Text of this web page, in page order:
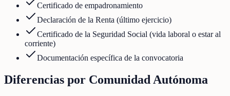
Certificado de empadronamiento
Declaración de la Renta (último ejercicio)
Certificado de la Seguridad Social (vida laboral o estar al
corriente)
Documentación específica de la convocatoria
Diferencias por Comunidad Autónoma